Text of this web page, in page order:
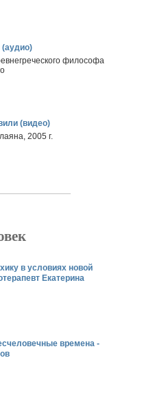
(аудио)
философа
(видео)
2005 г.
в условиях новой
Екатерина
времена -